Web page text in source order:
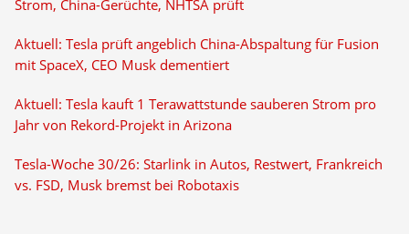
Strom, China-Gerüchte, NHTSA prüft
Aktuell: Tesla prüft angeblich China-Abspaltung für Fusion
mit SpaceX, CEO Musk dementiert
Aktuell: Tesla kauft 1 Terawattstunde sauberen Strom pro
Jahr von Rekord-Projekt in Arizona
Tesla-Woche 30/26: Starlink in Autos, Restwert, Frankreich
vs. FSD, Musk bremst bei Robotaxis